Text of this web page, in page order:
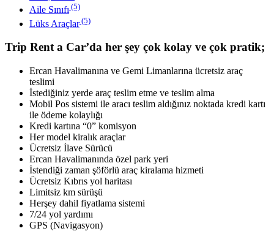
Aile Sınıfı (5)
Lüks Araçlar(5)
Trip Rent a Car’da her şey çok kolay ve çok pratik;
Ercan Havalimanına ve Gemi Limanlarına ücretsiz araç
teslimi
İstediğiniz yerde araç teslim etme ve teslim alma
Mobil Pos sistemi ile aracı teslim aldığınız noktada kredi kartı
ile ödeme kolaylığı
Kredi kartına “0” komisyon
Her model kiralık araçlar
Ücretsiz İlave Sürücü
Ercan Havalimanında özel park yeri
İstendiği zaman şöförlü araç kiralama hizmeti
Ücretsiz Kıbrıs yol haritası
Limitsiz km sürüşü
Herşey dahil fiyatlama sistemi
7/24 yol yardımı
GPS (Navigasyon)